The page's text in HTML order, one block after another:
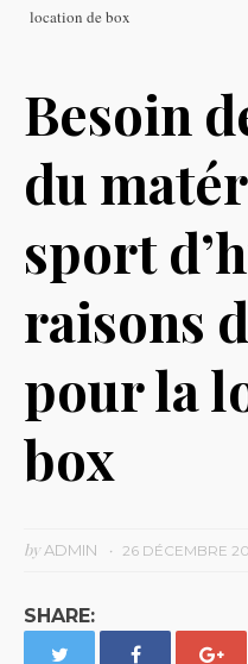
location de box
Besoin
du
sport
raisons
pour la
box
byADMIN 26 DÉCEMBRE
SHARE: